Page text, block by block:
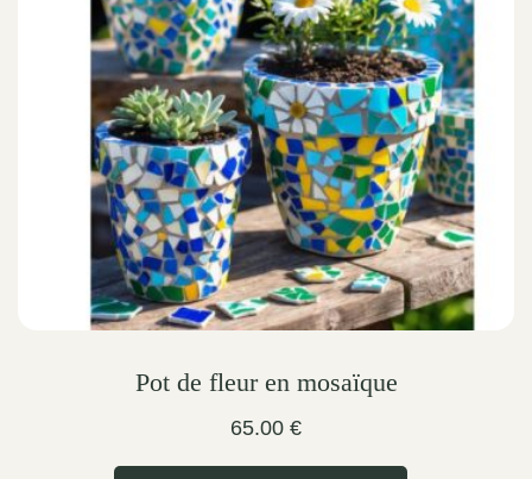
Pot de fleur en mosaïque
65.00 €